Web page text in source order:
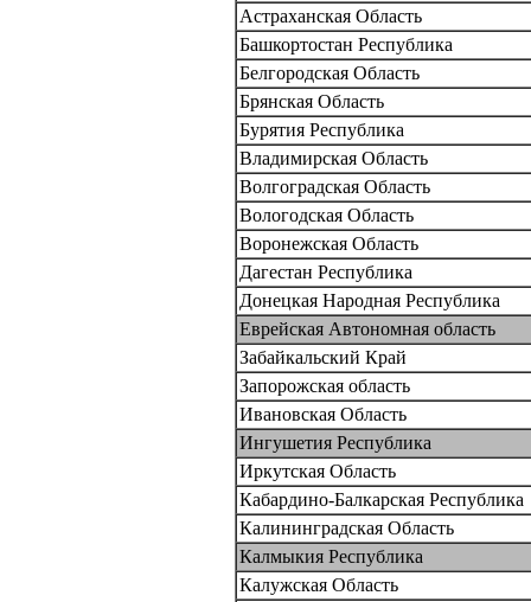
Астраханская Область
Башкортостан Республика
Белгородская Область
Брянская Область
Бурятия Республика
Владимирская Область
Волгоградская Область
Вологодская Область
Воронежская Область
Дагестан Республика
Донецкая Народная Республика
Еврейская Автономная область
Забайкальский Край
Запорожская область
Ивановская Область
Ингушетия Республика
Иркутская Область
Кабардино-Балкарская Республика
Калининградская Область
Калмыкия Республика
Калужская Область